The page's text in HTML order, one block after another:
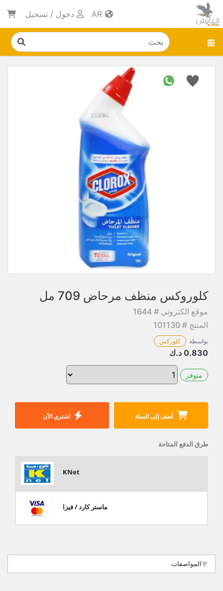
دخول / تسجيل
كلوروكس منظف مرحاض 709 مل
موقع الكتروني # 1644
المنتج # 101130
بواسطة كلوركس
0.830 د.ك
متوفر
أضف إلى السلة اشتري الآن
طرق الدفع المتاحة
KNet
ماستر كارد / فيزا
المواصفات